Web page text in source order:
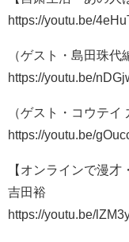
https://youtu.be/
（ゲスト・島田珠代
https://youtu.be/
（ゲスト・コウテイ
https://youtu.be/
【オンラインで漫才
吉田裕
https://youtu.be/